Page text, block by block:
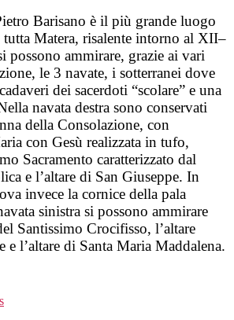
Barisano è il più grande luogo
Matera, risalente intorno al XII–
possono ammirare, grazie ai vari
le 3 navate, i sotterranei dove
dei sacerdoti “scolare” e una
navata destra sono conservati
della Consolazione, con
con Gesù realizzata in tufo,
Sacramento caratterizzato dal
e l’altare di San Giuseppe. In
invece la cornice della pala
sinistra si possono ammirare
Santissimo Crocifisso, l’altare
e l’altare di Santa Maria Maddalena.